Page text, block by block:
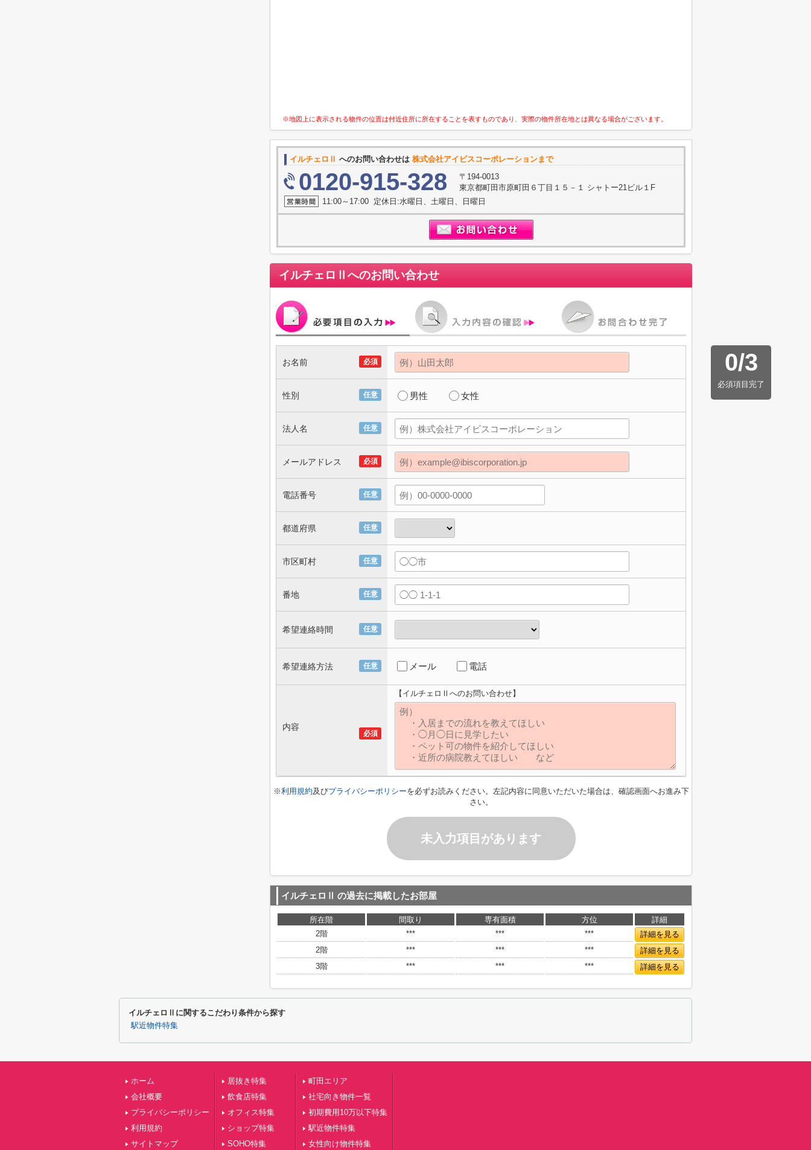
※地図上に表示される物件の位置は付近住所に所在することを表すものであり、実際の物件所在地とは異なる場合がございます。
イルチェロⅡ へのお問い合わせは 株式会社アイビスコーポレーションまで
0120-915-328
〒194-0013
東京都町田市原町田６丁目１５－１ シャトー21ビル１F
11:00～17:00 定休日:水曜日、土曜日、日曜日
イルチェロⅡ へのお問い合わせ
0/3
必須項目完了
必須
お名前
任意
性別 男性 女性
任意
法人名
必須
メールアドレス
任意
電話番号
任意
都道府県
任意
市区町村
任意
番地
任意
希望連絡時間
任意
希望連絡方法 メール 電話
必須
内容
【イルチェロⅡへのお問い合わせ】
※利用規約及びプライバシーポリシーを必ずお読みください。左記内容に同意いただいた場合は、確認画面へお進み下
さい。
未入力項目があります
イルチェロⅡ の過去に掲載したお部屋
所在階 間取り 専有面積 方位
詳細
2階
*** *** ***
詳細を見る
2階
*** *** ***
詳細を見る
3階
*** *** *** 詳細を見る
イルチェロⅡに関するこだわり条件から探す
駅近物件特集
ホーム
会社概要
プライバシーポリシー
利用規約
サイトマップ
居抜き特集
飲食店特集
オフィス特集
ショップ特集
SOHO特集
町田エリア
社宅向き物件一覧
初期費用10万以下特集
駅近物件特集
女性向け物件特集